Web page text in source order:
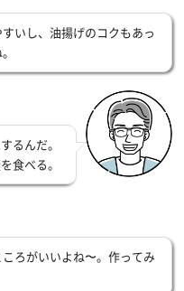
いし、油揚げのコクもあっ
るんだ。
食べる。
ろがいいよね〜。作ってみ